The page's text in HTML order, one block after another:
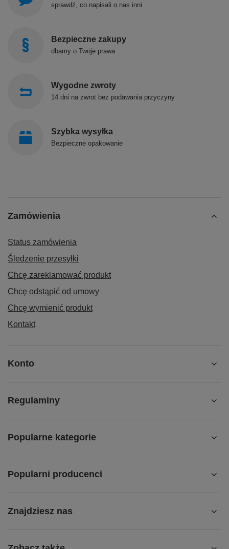
sprawdź, co napisali o nas inni
Bezpieczne zakupy
dbamy o Twoje prawa
Wygodne zwroty
14 dni na zwrot bez podawania przyczyny
Szybka wysyłka
Bezpieczne opakowanie
Zamówienia
Status zamówienia
Śledzenie przesyłki
Chcę zareklamować produkt
Chcę odstąpić od umowy
Chcę wymienić produkt
Kontakt
Konto
Regulaminy
Popularne kategorie
Popularni producenci
Znajdziesz nas